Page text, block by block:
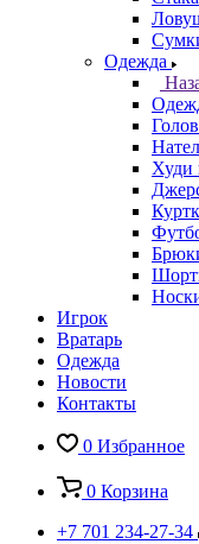
Одежда
Худи
Игрок
Вратарь
Одежда
Новости
Контакты
0 Избранное
0 Корзина
+7 701 234-27-34